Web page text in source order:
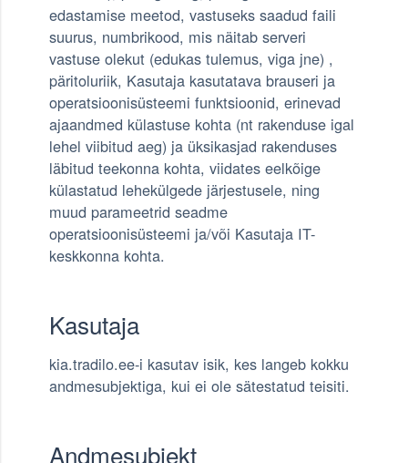
edastamise meetod, vastuseks saadud faili
suurus, numbrikood, mis näitab serveri
vastuse olekut (edukas tulemus, viga jne) ,
päritoluriik, Kasutaja kasutatava brauseri ja
operatsioonisüsteemi funktsioonid, erinevad
ajaandmed külastuse kohta (nt rakenduse igal
lehel viibitud aeg) ja üksikasjad rakenduses
läbitud teekonna kohta, viidates eelkõige
külastatud lehekülgede järjestusele, ning
muud parameetrid seadme
operatsioonisüsteemi ja/või Kasutaja IT-
keskkonna kohta.
Kasutaja
kia.tradilo.ee-i kasutav isik, kes langeb kokku
andmesubjektiga, kui ei ole sätestatud teisiti.
Andmesubjekt